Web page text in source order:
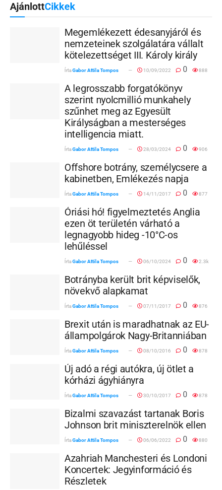
AjánlottCikkek
Megemlékezett édesanyjáról és
nemzeteinek szolgálatára vállalt
kötelezettséget III. Károly király
ÍrtaGabor Attila Tompos 10/09/2022 0 888
A legrosszabb forgatókönyv
szerint nyolcmillió munkahely
szűnhet meg az Egyesült
Királyságban a mesterséges
intelligencia miatt.
ÍrtaGabor Attila Tompos 28/03/2024 0 906
Offshore botrány, személycsere a
kabinetben, Emlékezés napja
ÍrtaGabor Attila Tompos 14/11/2017 0 877
Óriási hó! figyelmeztetés Anglia
ezen öt területén várható a
legnagyobb hideg -10°C-os
lehűléssel
ÍrtaGabor Attila Tompos 06/10/2024 0 2.3k
Botrányba került brit képviselők,
növekvő alapkamat
ÍrtaGabor Attila Tompos 07/11/2017 0 876
Brexit után is maradhatnak az EU-
állampolgárok Nagy-Britanniában
ÍrtaGabor Attila Tompos 08/10/2016 0 878
Új adó a régi autókra, új ötlet a
kórházi ágyhiányra
ÍrtaGabor Attila Tompos 30/10/2017 0 878
Bizalmi szavazást tartanak Boris
Johnson brit miniszterelnök ellen
ÍrtaGabor Attila Tompos 06/06/2022 0 880
Azahriah Manchesteri és Londoni
Koncertek: Jegyinformáció és
Részletek